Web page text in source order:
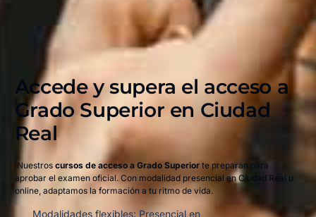
Accede y supera el acceso a
Grado Superior en Ciudad
Real​
Nuestros cursos de acceso a Grado Superiorte preparan para
aprobar el examen oficial. Con modalidad presencial en Ciudad Real u
online, adaptamos la formación a tu ritmo de vida.
Modalidades flexibles: Presencial en